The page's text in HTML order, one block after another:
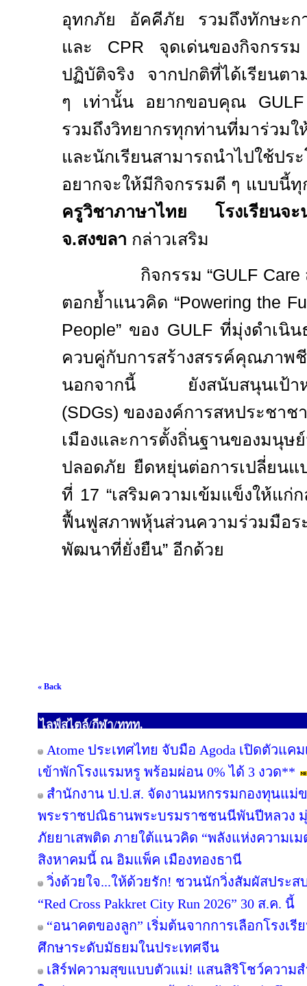
อุทกภัย อัคคีภัย รวมถึงทักษะก
และ CPR จุดเด่นของกิจกรร
ปฏิบัติจริง จากปกติที่ได้เรียนตา
ๆ เท่านั้น อยากขอบคุณ
รวมถึงวิทยากรทุกท่านที่มาร่วม
และนักเรียนสามารถนำไปใช้ปร
อยากจะให้มีกิจกรรมดี ๆ แบบนี้ทุ
ครูวิชาภาษาไทย โรงเรียน
จ.สงขลา กล่าวเสริม
กิจกรรม “GULF Care
ตอกย้ำแนวคิด “Powering the
People” ของ GULFที่มุ่งดำเนิน
ควบคู่กับการสร้างสรรค์คุณภาพ
นอกจากนี้ ยังสนับสนุนเป้าห
(SDGs) ขององค์การสหประชาช
เมืองและการตั้งถิ่นฐานของมนุ
ปลอดภัย ยืดหยุ่นต่อการเปลี่ยนแ
ที่ 17 “เสริมความเข้มแข็งให้แก่
ฟื้นฟูสภาพหุ้นส่วนความร่วม
พัฒนาที่ยั่งยืน” อีกด้วย
« Back
ไลฟ์สไตล์/กีฬา/ททท.
Atome ประเทศไทย จับมือ Agoda เปิดตัวแ
เข้าพักโรงแรมหรู พร้อมผ่อน 0% ได้ 3 งวด**
สำนักงาน ป.ป.ส. จัดงานมหกรรมกองทุนแม่
พระราชปณิธานพระบรมราชชนนีพันปีหลวง
ภัยยาเสพติด ภายใต้แนวคิด “พลังแห่งความเ
สิงหาคมนี้ ณ อิมแพ็ค เมืองทองธานี
วิ่งด้วยใจ...ให้ด้วยรัก! ชวนนักวิ่งสัมผัสประ
“Red Cross Pakkret City Run 2026” 30 ส.ค. นี้
“อนาคตของลูก” เริ่มต้นจากการเลือกโรงเ
ศึกษาระดับมัธยมในประเทศจีน
เสิร์ฟความสุขแบบตัวแม่! แสนสิริโชว์ความสำ